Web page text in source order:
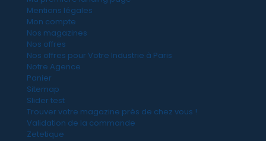
Mentions légales
Mon compte
Nos magazines
Nos offres
Nos offres pour Votre Industrie à Paris
Notre Agence
Panier
Sitemap
Slider test
Trouver votre magazine près de chez vous !
Validation de la commande
Zetetique